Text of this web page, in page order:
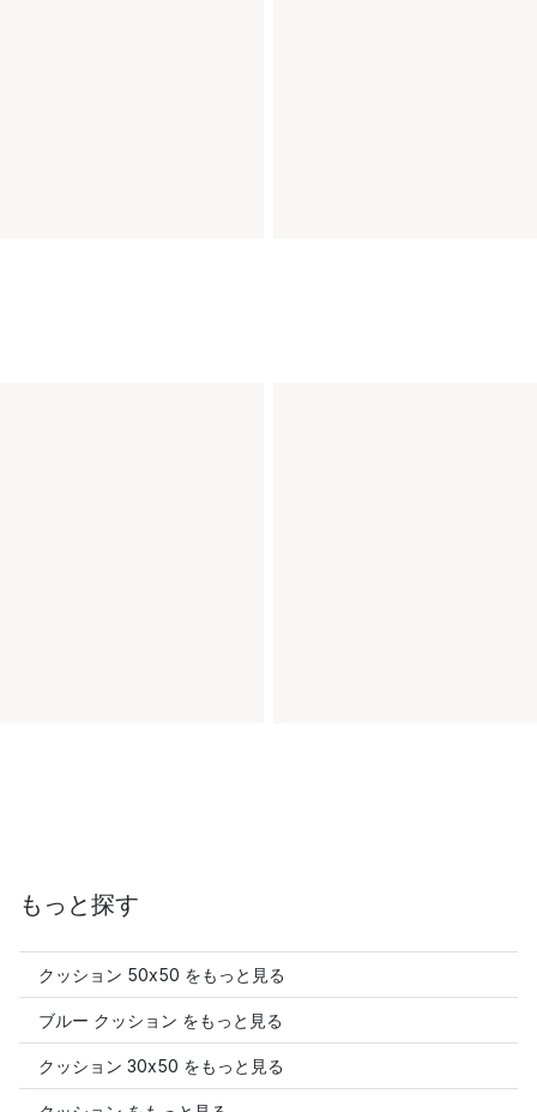
もっと探す
クッション 50x50 をもっと見る
ブルー クッション をもっと見る
クッション 30x50 をもっと見る